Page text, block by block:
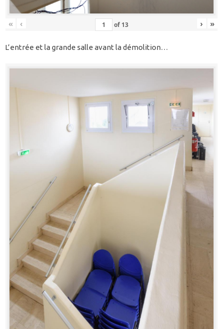
« ‹ of 13 › »
L’entrée et la grande salle avant la démolition…